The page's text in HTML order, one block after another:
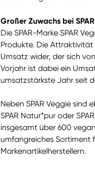
Großer Zuwachs bei
Die SPAR-Marke SPAR
Produkte. Die Attraktivität
Umsatz wider, der sich
Vorjahr ist dabei ein
umsatzstärkste Jahr seit
Neben SPAR Veggie sind
SPAR Natur*pur oder
insgesamt über 600
umfangreiches Sortiment
Markenartikelherstellern.